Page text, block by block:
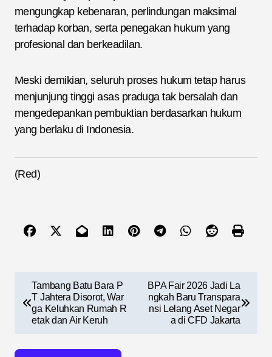
mengungkap kebenaran, perlindungan maksimal
terhadap korban, serta penegakan hukum yang
profesional dan berkeadilan.
Meski demikian, seluruh proses hukum tetap harus
menjunjung tinggi asas praduga tak bersalah dan
mengedepankan pembuktian berdasarkan hukum
yang berlaku di Indonesia.
(Red)
a
Tambang Batu Bara P
T Jahtera Disorot, War
ga Keluhkan Rumah R
etak dan Air Keruh
BPA Fair 2026 Jadi La
ngkah Baru Transpara
nsi Lelang Aset Negar
a di CFD Jakarta